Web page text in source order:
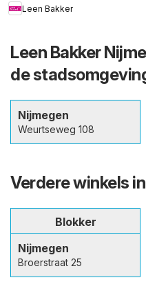
Leen Bakker
Leen Bakker
de
Nijmegen
Weurtseweg 108
Verdere winkels
Blokker
Nijmegen
Broerstraat 25